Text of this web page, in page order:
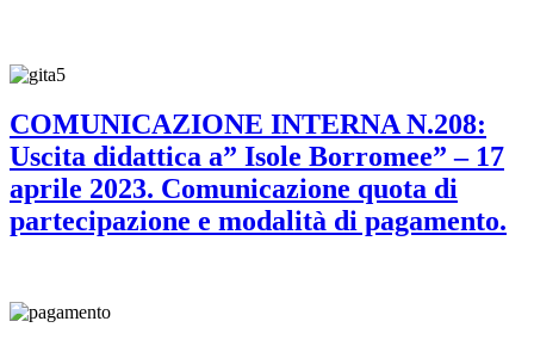
COMUNICAZIONE INTERNA N.208:
Uscita didattica a” Isole Borromee” – 17
aprile 2023. Comunicazione quota di
partecipazione e modalità di pagamento.